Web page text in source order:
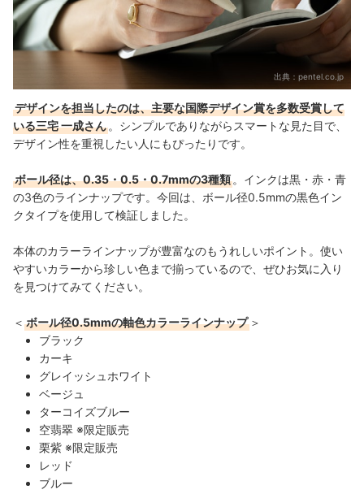
出典： pentel.co.jp
デザインを担当したのは、主要な国際デザイン賞を多数受賞して
いる三宅 一成さん 。シンプルでありながらスマートな見た目で、
デザイン性を重視したい人にもぴったりです。
ボール径は、0.35・0.5・0.7mmの3種類 。インクは黒・赤・青
の3色のラインナップです。今回は、ボール径0.5mmの黒色イン
クタイプを使用して検証しました。
本体のカラーラインナップが豊富なのもうれしいポイント。使い
やすいカラーから珍しい色まで揃っているので、ぜひお気に入り
を見つけてみてください。
＜ ボール径0.5mmの軸色カラーラインナップ ＞
ブラック
カーキ
グレイッシュホワイト
ベージュ
ターコイズブルー
空翡翠 ※限定販売
栗紫 ※限定販売
レッド
ブルー